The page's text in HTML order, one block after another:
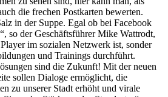
die frechen Postkarten bewerten.
in der Suppe. Egal ob bei Facebook
so der Geschäftsführer Mike Wattrodt,
im sozialen Netzwerk ist, sonder
und Trainings durchführt.
sind die Zukunft! Mit der neuen
sollen Dialoge ermöglicht, die
zu unserer Stadt erhöht und virale